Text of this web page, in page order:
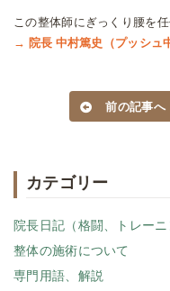
この整体師にぎっくり腰を
→ 院長 中村篤史（プッシュ
前の記事へ
カテゴリー
院長日記（格闘、トレーニ
整体の施術について
専門用語、解説